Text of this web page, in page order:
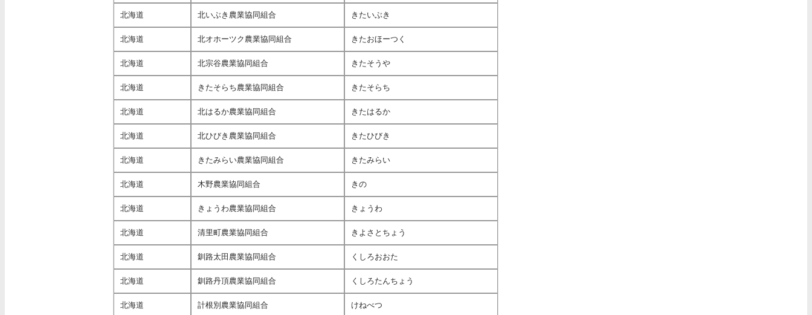
北海道 北いぶき農業協同組合 きたいぶき
北海道 北オホーツク農業協同組合 きたおほーつく
北海道 北宗谷農業協同組合 きたそうや
北海道 きたそらち農業協同組合 きたそらち
北海道 北はるか農業協同組合 きたはるか
北海道 北ひびき農業協同組合 きたひびき
北海道 きたみらい農業協同組合 きたみらい
北海道 木野農業協同組合 きの
北海道 きょうわ農業協同組合 きょうわ
北海道 清里町農業協同組合 きよさとちょう
北海道 釧路太田農業協同組合 くしろおおた
北海道 釧路丹頂農業協同組合 くしろたんちょう
北海道 計根別農業協同組合 けねべつ